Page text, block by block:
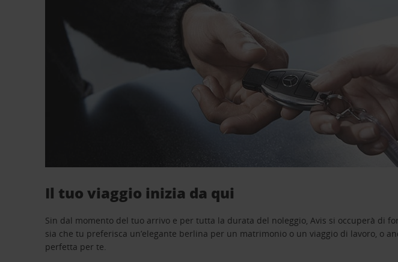
Il tuo viaggio inizia da qui
Sin dal momento del tuo arrivo e per tutta la durata del noleggio, Avis si occuperà di
sia che tu preferisca un’elegante berlina per un matrimonio o un viaggio di lavoro, o
perfetta per te.